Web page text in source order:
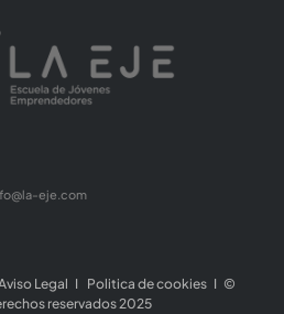
eje.com
Legal I Politica de cookiesI ©
reservados 2025